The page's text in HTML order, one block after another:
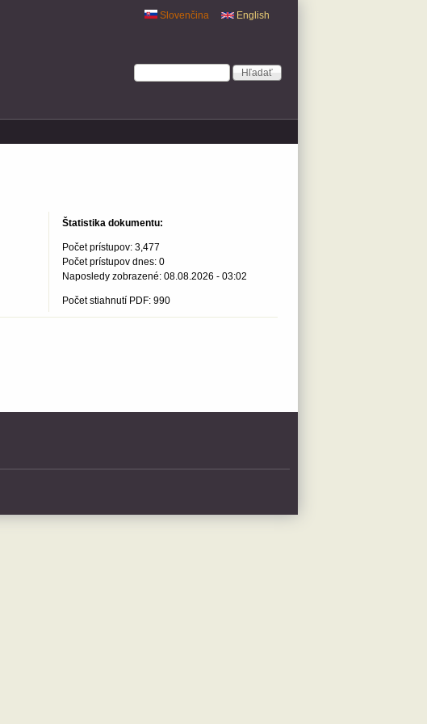
English
Slovenčina
Vyhľadávanie
Hľadať
Štatistika dokumentu:
Počet prístupov: 3,477
Počet prístupov dnes: 0
Naposledy zobrazené: 08.08.2026 - 03:02
Počet stiahnutí PDF: 990